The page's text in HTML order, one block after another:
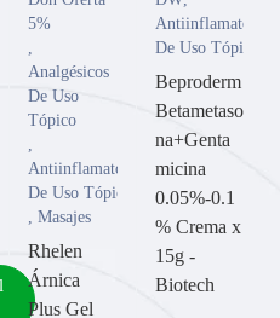
5%
,
Analgésicos
De Uso
Tópico
,
Antiinflamatorios
De Uso Tópico
, Masajes
Rhelen
Árnica
Plus Gel
Antiinflamatorios
De Uso Tópico
Beproderm
Betametaso
na+Genta
micina
0.05%-0.1
% Crema x
15g -
Biotech